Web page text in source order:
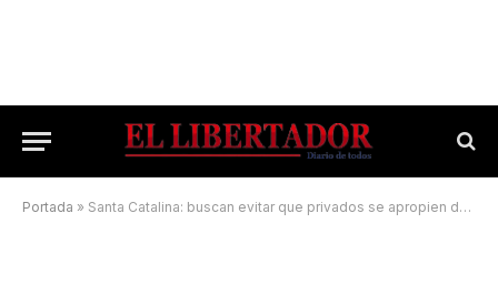
Portada » Santa Catalina: buscan evitar que privados se apropien de 35 hectáreas